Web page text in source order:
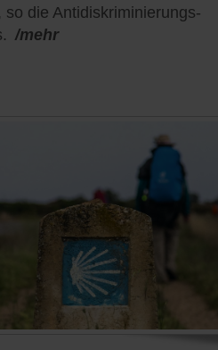
die Antidiskriminierungs-
/mehr